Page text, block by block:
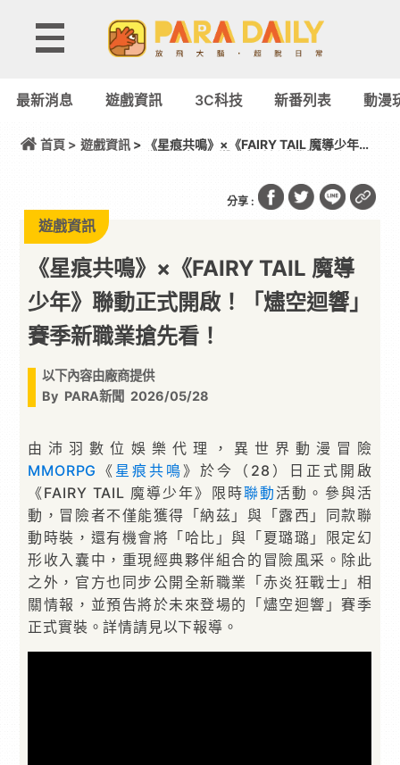
最新消息 遊戲資訊 3C科技 新番列表 動漫
首頁 > 遊戲資訊> 《星痕共鳴》×《FAIRY TAIL 魔導少年》
分享 :
遊戲資訊
《星痕共鳴》×《FAIRY TAIL 魔導
少年》聯動正式開啟！「燼空迴響」
賽季新職業搶先看！
以下內容由廠商提供
By PARA新聞 2026/05/28
由沛羽數位娛樂代理，異世界動漫冒險
MMORPG 《 星痕共鳴》於今（28）日正式開啟
《FAIRY TAIL 魔導少年》限時聯動 活動。參與活
動，冒險者不僅能獲得「納茲」與「露西」同款聯
動時裝，還有機會將「哈比」與「夏璐璐」限定幻
形收入囊中，重現經典夥伴組合的冒險風采。除此
之外，官方也同步公開全新職業「赤炎狂戰士」相
關情報，並預告將於未來登場的「燼空迴響」賽季
正式實裝。詳情請見以下報導。